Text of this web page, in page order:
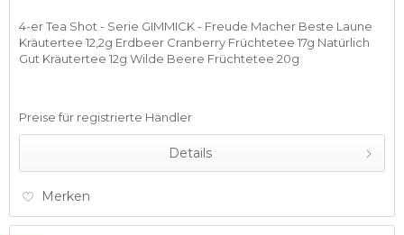
4-er Tea Shot - Serie GIMMICK - Freude Macher Beste Laune
Kräutertee 12,2g Erdbeer Cranberry Früchtetee 17g Natürlich
Gut Kräutertee 12g Wilde Beere Früchtetee 20g
Preise für registrierte Händler
Details
Merken